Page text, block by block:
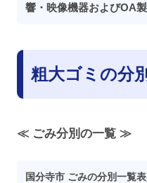
響・映像機器およびOA製
粗大ゴミの分
≪ ごみ分別の一覧 ≫
国分寺市 ごみの分別一覧表